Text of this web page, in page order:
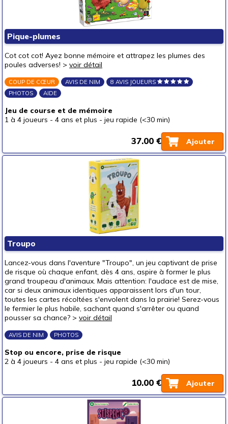
Pique-plumes
Cot cot cot! Ayez bonne mémoire et attrapez les plumes des
poules adverses! > voir détail
COUP DE CŒUR AVIS DE NIM
8 AVIS JOUEURS
PHOTOS
AIDE
Jeu de course et de mémoire
1 à 4 joueurs - 4 ans et plus - jeu rapide (<30 min)
Ajouter
37.00 €
Troupo
Lancez-vous dans l'aventure "Troupo", un jeu captivant de prise
de risque où chaque enfant, dès 4 ans, aspire à former le plus
grand troupeau d'animaux. Mais attention: l'audace est de mise,
car si deux animaux identiques apparaissent lors d'un tour,
toutes les cartes récoltées s'envolent dans la prairie! Serez-vous
le fermier le plus habile, sachant quand s'arrêter ou quand
pousser sa chance? > voir détail
AVIS DE NIM PHOTOS
Stop ou encore, prise de risque
2 à 4 joueurs - 4 ans et plus - jeu rapide (<30 min)
Ajouter
10.00 €